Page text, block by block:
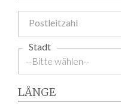
Postleitzahl
Stadt
LÄNGE